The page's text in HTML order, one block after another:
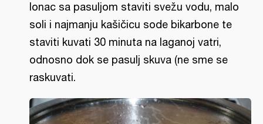
lonac sa pasuljom staviti svežu vodu, malo
soli i najmanju kašičicu sode bikarbone te
staviti kuvati 30 minuta na laganoj vatri,
odnosno dok se pasulj skuva (ne sme se
raskuvati.